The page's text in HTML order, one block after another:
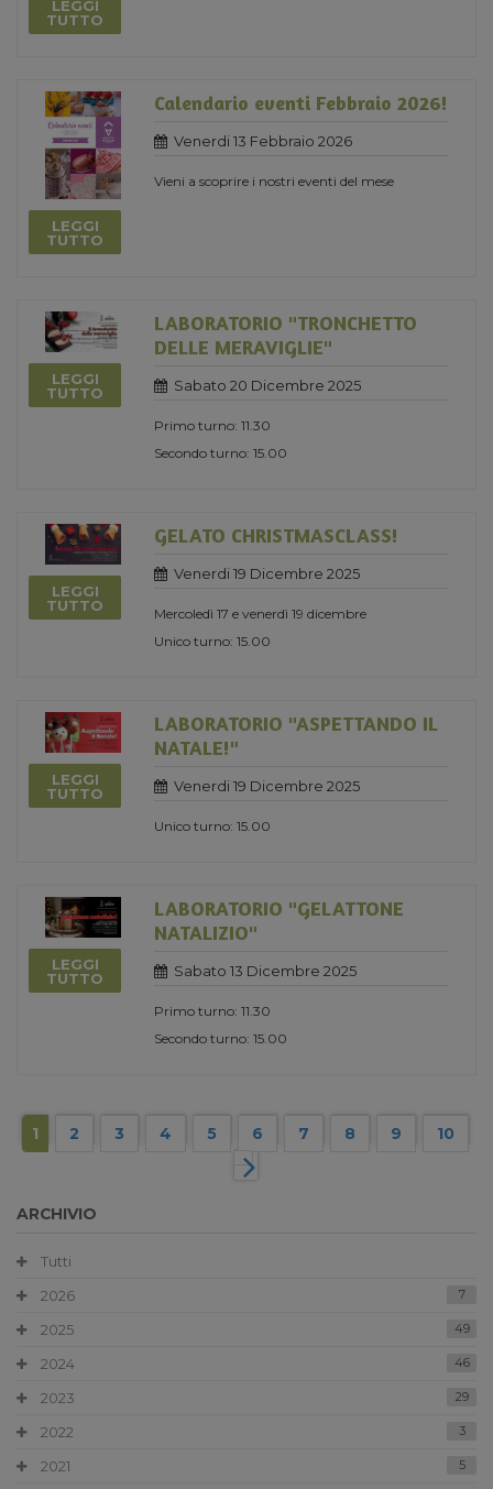
LEGGI
TUTTO
LEGGI
TUTTO
Calendario eventi Febbraio 2026!
Venerdi 13 Febbraio 2026
Vieni a scoprire i nostri eventi del mese
LEGGI
TUTTO
LABORATORIO "TRONCHETTO
DELLE MERAVIGLIE"
Sabato 20 Dicembre 2025
Primo turno: 11.30
Secondo turno: 15.00
LEGGI
TUTTO
GELATO CHRISTMASCLASS!
Venerdi 19 Dicembre 2025
Mercoledì 17 e venerdì 19 dicembre
Unico turno: 15.00
LEGGI
TUTTO
LABORATORIO "ASPETTANDO IL
NATALE!"
Venerdi 19 Dicembre 2025
Unico turno: 15.00
LEGGI
TUTTO
LABORATORIO "GELATTONE
NATALIZIO"
Sabato 13 Dicembre 2025
Primo turno: 11.30
Secondo turno: 15.00
1 2 3 4 5 6 7 8 9 10
ARCHIVIO
Tutti
2026
7
2025 49
2024 46
2023 29
2022 3
2021 5